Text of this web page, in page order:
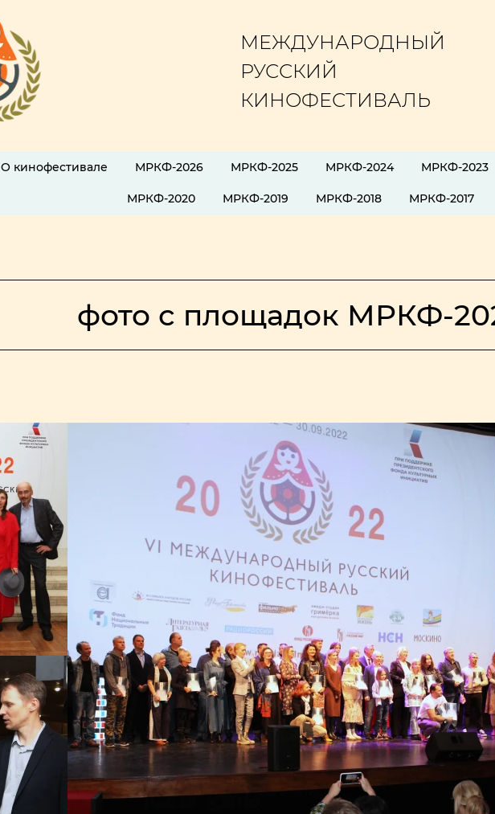
МЕЖДУНАРОДНЫЙ
РУССКИЙ
КИНОФЕСТИВАЛЬ
О кинофестивале МРКФ-2026 МРКФ-2025 МРКФ-2024 МРКФ-2023
МРКФ-2020 МРКФ-2019 МРКФ-2018 МРКФ-2017
фото с площадок МРКФ-